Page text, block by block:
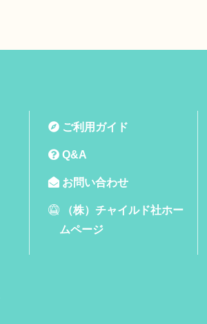
ご利用ガイド
Q&A
お問い合わせ
（株）チャイルド社ホー
ムページ